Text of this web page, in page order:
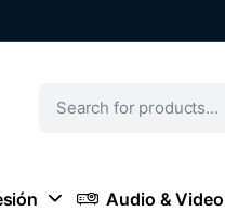
Audio & Video